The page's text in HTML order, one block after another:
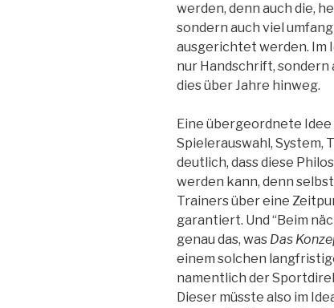
werden, denn auch die,
sondern auch viel
ausgerichtet werden. Im
nur Handschrift, sondern
dies über Jahre hinweg.
Eine übergeordnete
Spielerauswahl, System,
deutlich, dass diese
werden kann, denn
Trainers über eine
garantiert. Und “Beim
genau das, was Das
einem solchen
namentlich der
Dieser müsste also im